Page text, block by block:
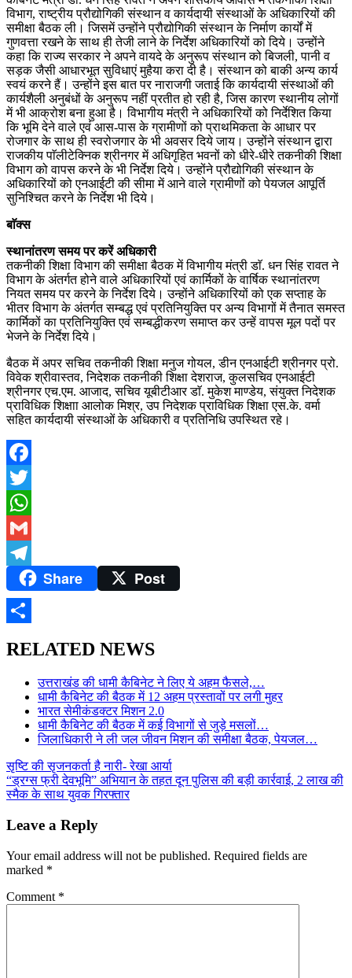
विभाग, राष्ट्रीय प्रौद्योगिकी संस्थान व कार्यदायी संस्थाओं के अधिकारियों की
समीक्षा बैठक ली। जिसमें उन्होंने प्रौद्योगिकी संस्थान के निर्माण कार्यों में
गुणवत्ता रखने के साथ ही तेजी लाने के निर्देश अधिकारियों को दिये। उन्होंने
कहा कि राज्य सरकार ने अपने वायदे के अनुरूप संस्थान को बिजली, पानी व
सड़क जैसी आधारभूत सुविधाएं मुहैया करा दी है। संस्थान को बाकी अन्य कार्य
स्वयं करने हैं। उन्होंने इस बात पर नाराजगी जताई कि कार्यदायी संस्थाओं की
कार्यशैली अनुबंधों के अनुरूप नहीं प्रतीत हो रही है, जिस कारण स्थानीय लोगों
में भी आक्रोश बना हुआ है। विभागीय मंत्री ने अधिकारियों को निर्देशित किया
कि भूमि देने वाले एवं आस-पास के ग्रामीणों को प्राथमिकता के आधार पर
रोजगार के साथ ही स्वरोजगार के भी अवसर दिये जाय। उन्होंने संस्थान द्वारा
राजकीय पाॅलीटेक्निक श्रीनगर में अधिगृहित भवनों को धीरे-धीरे तकनीकी शिक्षा
विभाग को वापस करने के भी निर्देश दिये। उन्होंने प्रौद्योगिकी संस्थान के
अधिकारियों को एनआईटी की सीमा में आने वाले ग्रामीणों को पेयजल आपूर्ति
सुनिश्चित करने के निर्देश भी दिये।
बाॅक्स
स्थानांतरण समय पर करें अधिकारी
तकनीकी शिक्षा विभाग की समीक्षा बैठक में विभागीय मंत्री डाॅ. धन सिंह रावत ने
विभाग के अंतर्गत होने वाले अधिकारियों एवं कार्मिकों के वार्षिक स्थानांतरण
नियत समय पर करने के निर्देश दिये। उन्होंने अधिकारियों को एक सप्ताह के
भीतर विभाग के अंतर्गत सम्बद्ध एवं प्रतिनियुक्ति पर अन्य विभागों में तैनात समस्त
कार्मिकों का प्रतिनियुक्ति एवं सम्बद्धीकरण समाप्त कर उन्हें वापस मूल पदों पर
भेजने के निर्देश दिये।
बैठक में अपर सचिव तकनीकी शिक्षा मनुज गोयल, डीन एनआईटी श्रीनगर प्रो.
विवेक श्रीवास्तव, निदेशक तकनीकी शिक्षा देशराज, कुलसचिव एनआईटी
श्रीनगर एच.एम. आजाद, सचिव यूबीटीआर डाॅ. मुकेश माण्डेय, संयुक्त निदेशक
प्राविधिक शिक्षाा आलोक मिश्र, उप निदेशक प्राविधिक शिक्षा एस.के. वर्मा
सहित कार्यदायी संस्थाओं के अधिकारी व प्रतिनिधि उपस्थित रहे।
Facebook
Twitter
WhatsApp
Gmail
TelegramShare Post
RELATED NEWS
उत्तराखंड की धामी कैबिनेट ने लिए ये अहम फैसले,…
धामी कैबिनेट की बैठक में 12 अहम प्रस्तावों पर लगी मुहर
भारत सेमीकंडक्टर मिशन 2.0
धामी कैबिनेट की बैठक में कई विभागों से जुड़े मसलों…
जिलाधिकारी ने ली जल जीवन मिशन की समीक्षा बैठक, पेयजल…
Post
navigation
सृष्टि की सृजनकर्ता है नारी- रेखा आर्या
“ड्रग्स फ्री देवभूमि” अभियान के तहत दून पुलिस की बड़ी कार्रवाई, 2 लाख की
स्मैक के साथ युवक गिरफ्तार
Leave a Reply
Your email address will not be published. Required fields are
marked *
Comment *